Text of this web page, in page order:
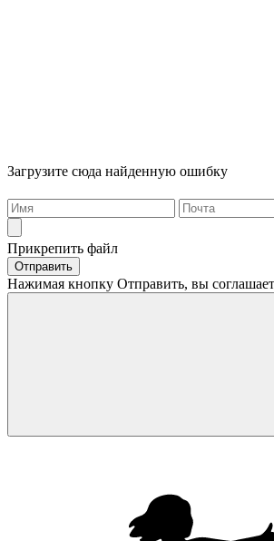
Загрузите сюда найденную ошибку
Прикрепить файл
Отправить
Нажимая кнопку Отправить, вы